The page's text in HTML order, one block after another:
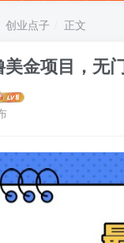
创业点子 正文
金项目，无